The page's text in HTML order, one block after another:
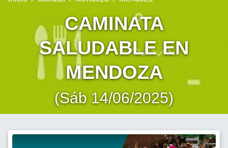
CAMINATA
SALUDABLE EN
MENDOZA
(Sáb 14/06/2025)